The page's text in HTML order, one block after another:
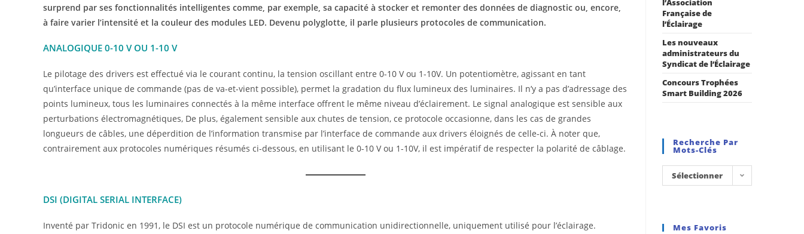
surprend par ses fonctionnalités intelligentes comme, par exemple, sa capacité à stocker et remonter des données de diagnostic ou, encore,
à faire varier l’intensité et la couleur des modules LED. Devenu polyglotte, il parle plusieurs protocoles de communication.
ANALOGIQUE 0-10 V OU 1-10 V
Le pilotage des drivers est effectué via le courant continu, la tension oscillant entre 0-10 V ou 1-10V. Un potentiomètre, agissant en tant
qu’interface unique de commande (pas de va-et-vient possible), permet la gradation du flux lumineux des luminaires. Il n’y a pas d’adressage des
points lumineux, tous les luminaires connectés à la même interface offrent le même niveau d’éclairement. Le signal analogique est sensible aux
perturbations électromagnétiques, De plus, également sensible aux chutes de tension, ce protocole occasionne, dans les cas de grandes
longueurs de câbles, une déperdition de l’information transmise par l’interface de commande aux drivers éloignés de celle-ci. À noter que,
contrairement aux protocoles numériques résumés ci-dessous, en utilisant le 0-10 V ou 1-10V, il est impératif de respecter la polarité de câblage.
DSI (DIGITAL SERIAL INTERFACE)
Inventé par Tridonic en 1991, le DSI est un protocole numérique de communication unidirectionnelle, uniquement utilisé pour l’éclairage.
l’Association
Française de
l’Éclairage
Les nouveaux
administrateurs du
Syndicat de l’Éclairage
Concours Trophées
Smart Building 2026
Recherche Par
Mots-Clés
Sélectionner
Mes Favoris